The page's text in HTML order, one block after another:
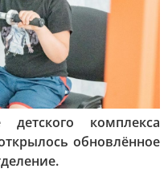
комплекса
обновлённое